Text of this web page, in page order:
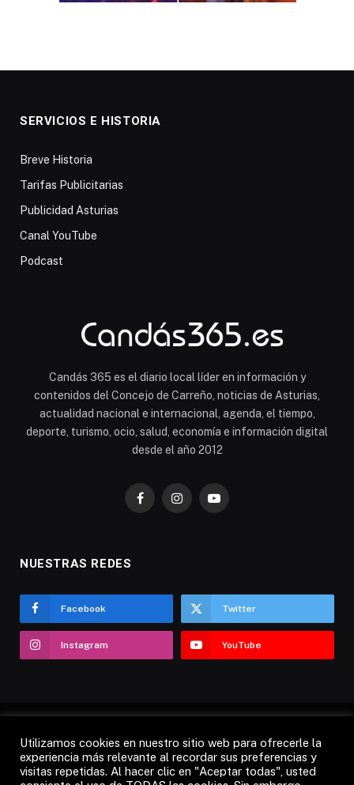
SERVICIOS E HISTORIA
Breve Historia
Tarifas Publicitarias
Publicidad Asturias
Canal YouTube
Podcast
Candás 365 es el diario local líder en información y
contenidos del Concejo de Carreño, noticias de Asturias,
actualidad nacional e internacional, agenda, el tiempo,
deporte, turismo, ocio, salud, economía e información digital
desde el año 2012
FacebookInstagramYouTube
NUESTRAS REDES
Facebook Twitter
Instagram YouTube
AVISO LEGAL POLÍTICA DE COOKIES
POLÍTICA DE PRIVACIDAD CANDÁS 365 TV RADIO
Utilizamos cookies en nuestro sitio web para ofrecerle la
experiencia más relevante al recordar sus preferencias y
visitas repetidas. Al hacer clic en "Aceptar todas", usted